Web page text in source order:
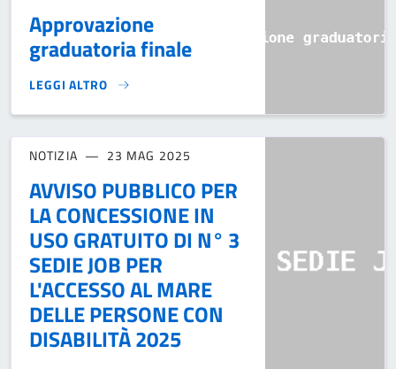
Approvazione
graduatoria finale
LEGGI ALTRO
APPROVAZIONE GRADUATORIA FINALE}
NOTIZIA 23 MAG 2025
AVVISO PUBBLICO PER
LA CONCESSIONE IN
USO GRATUITO DI N° 3
SEDIE JOB PER
L'ACCESSO AL MARE
DELLE PERSONE CON
DISABILITÀ 2025